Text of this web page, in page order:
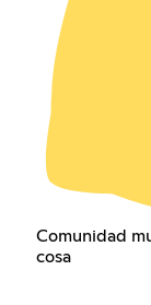
Comunidad
cosa